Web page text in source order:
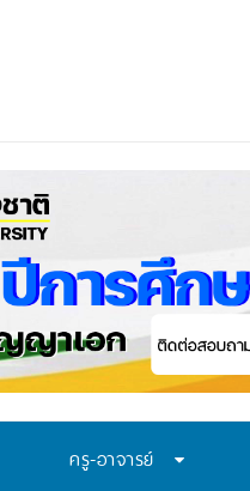
ครู-อาจารย์